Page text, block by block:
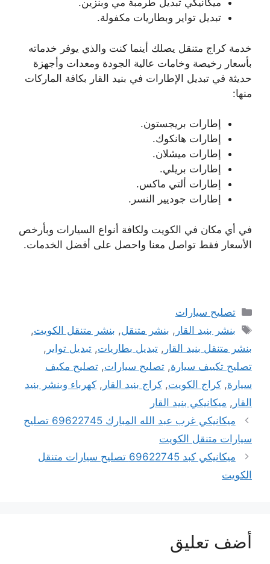
ميكانيكي تبديل طرمبة مي وبنزين.
تبديل تواير وبطاريات مكفولة.
خدمة كراج متنقل يصلك أينما كنت والذي يوفر خدماته
بأسعار رخيصة وخامات عالية الجودة ومعدات وأجهزة
حديثة في تبديل الإطارات في بنيد القار بكافة الماركات
منها:
إطارات بريجستون.
إطارات هانكوك.
إطارات ميشلان.
إطارات بريلي.
إطارات ألتي ماكس.
إطارات جوديير النسر.
في أي مكان في الكويت ولكافة أنواع السيارات وبأرخص
الأسعار فقط تواصل معنا واحصل على أفضل الخدمات.
التصنيفات
تصليح سيارات
الوسوم
بنشر بنيد القار , بنشر متنقل, بنشر متنقل الكويت,
بنشر متنقل بنيد القار , تبديل بطاريات, تبديل تواير ,
تصليح تكييف سيارة, تصليح سيارات, تصليح مكيف
سيارة, كراج الكويت, كراج بنيد القار , كهرباء وبنشر بنيد
القار , ميكانيكي بنيد القار
ميكانيكي غرب عبد الله المبارك 69622745 تصليح
سيارات متنقل الكويت
ميكانيكي كبد 69622745 تصليح سيارات متنقل
الكويت
أضف تعليق